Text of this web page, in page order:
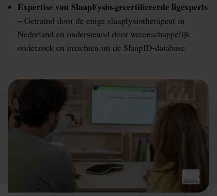
Expertise van SlaapFysio-gecertificeerde ligexperts
– Getraind door de enige slaapfysiotherapeut in
Nederland en ondersteund door wetenschappelijk
onderzoek en inzichten uit de SlaapID-database.